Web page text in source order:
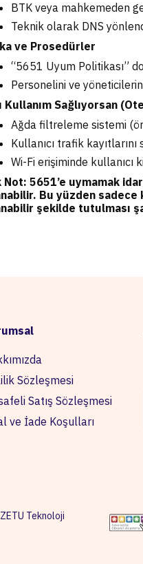
BTK veya mahkemeden
Teknik olarak DNS
ve Prosedürler
“5651 Uyum Politikası”
Personelini ve
Kullanım Sağlıyorsan
Ağda filtreleme sistemi
Kullanıcı trafik kayıtlarını
Wi-Fi erişiminde kullanıcı
Not: 5651’e uymamak
Bu yüzden sadece
şekilde tutulması
Sözleşmesi
Satış Sözleşmesi
ve İade Koşulları
Teknoloji